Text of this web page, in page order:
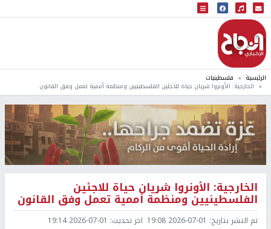
البث المباشر
إذاعة النجاح
الرئيسية فلسطينيات
الخارجية: الأونروا شريان حياة للاجئين الفلسطينيين ومنظمة أممية تعمل وفق القانون
الخارجية: الأونروا شريان حياة للاجئين
الفلسطينيين ومنظمة أممية تعمل وفق القانون
تم النشر بتاريخ: 2026-07-01 19:08 اخر تحديث: 2026-07-01 19:14